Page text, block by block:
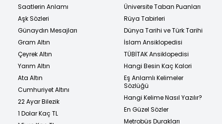
Saatlerin Anlamı
Aşk Sözleri
Günaydın Mesajları
Gram Altın
Çeyrek Altın
Yarım Altın
Ata Altın
Cumhuriyet Altını
22 Ayar Bilezik
1 Dolar Kaç TL
Üniversite Taban Puanları
Rüya Tabirleri
Dünya Tarihi ve Türk Tarihi
İslam Ansiklopedisi
TÜBİTAK Ansiklopedisi
Hangi Besin Kaç Kalori
Eş Anlamlı Kelimeler
Sözlüğü
Hangi Kelime Nasıl Yazılır?
En Güzel Sözler
Metrobüs Durakları